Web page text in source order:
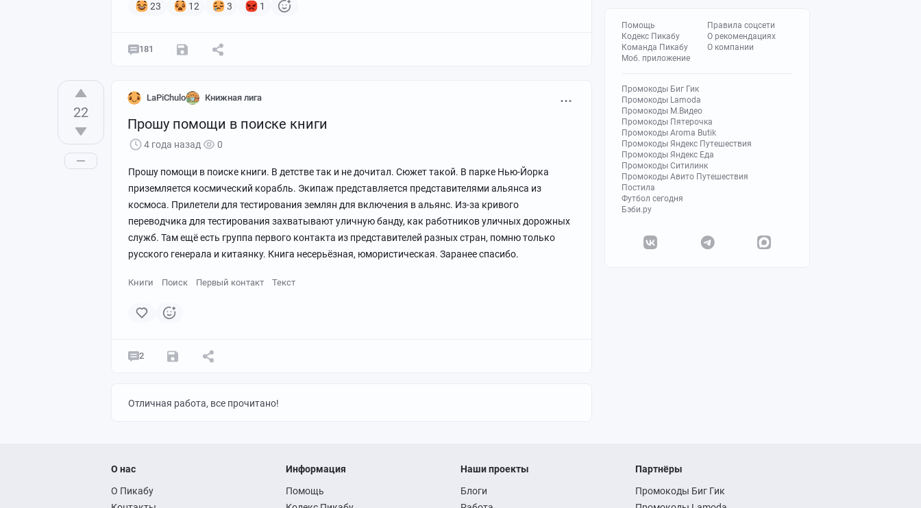
Помощь
Кодекс Пикабу
Команда Пикабу
Моб. приложение
Правила соцсети
О рекомендациях
О компании
Промокоды Биг Гик
Промокоды Lamoda
Промокоды М.Видео
Промокоды Пятерочка
Промокоды Aroma Butik
Промокоды Яндекс Путешествия
Промокоды Яндекс Еда
Промокоды Ситилинк
Промокоды Авито Путешествия
Постила
Футбол сегодня
Бэби.ру
23 12 3 1
181
22
LaPiChulo Книжная лига
Прошу помощи в поиске книги
4 года назад 0
Прошу помощи в поиске книги. В детстве так и не дочитал. Сюжет такой. В парке Нью-Йорка
приземляется космический корабль. Экипаж представляется представителями альянса из
космоса. Прилетели для тестирования землян для включения в альянс. Из-за кривого
переводчика для тестирования захватывают уличную банду, как работников уличных дорожных
служб. Там ещё есть группа первого контакта из представителей разных стран, помню только
русского генерала и китаянку. Книга несерьёзная, юмористическая. Заранее спасибо.
Книги Поиск Первый контакт Текст
2
Отличная работа, все прочитано!
О нас
О Пикабу
Информация
Помощь
Наши проекты
Блоги
Партнёры
Промокоды Биг Гик